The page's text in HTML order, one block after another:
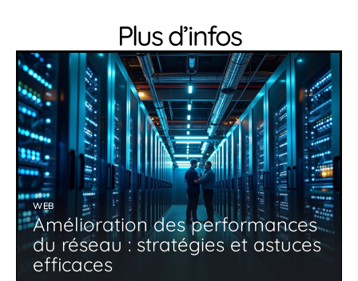
Plus d’infos
WEB
Amélioration des performances
du réseau : stratégies et astuces
efficaces